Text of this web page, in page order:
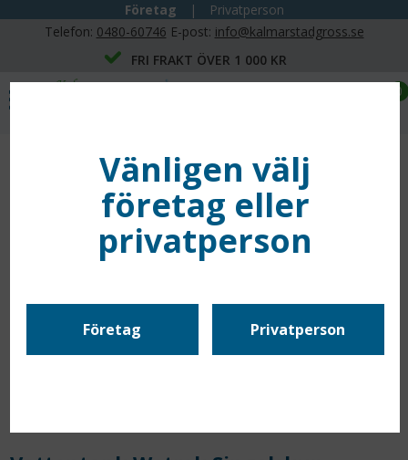
Företag |
Privatperson
Telefon: 0480-60746 E-post: info@kalmarstadgross.se
FRI FRAKT ÖVER 1 000 KR
0
Vänligen välj
företag eller
privatperson
Företag Privatperson